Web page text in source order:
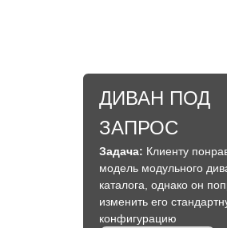
ДИВАН ПОД
ЗАПРОС
Задача: Клиенту
модель модульного
каталога, однако он
изменить его
конфигурацию